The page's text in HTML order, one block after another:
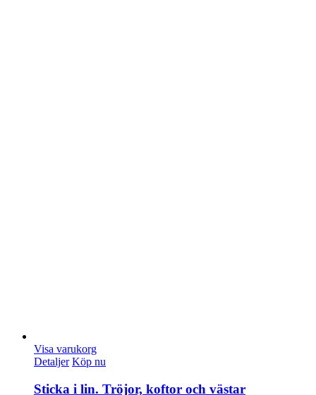
Visa varukorg
Detaljer Köp nu
Sticka i lin. Tröjor, koftor och västar